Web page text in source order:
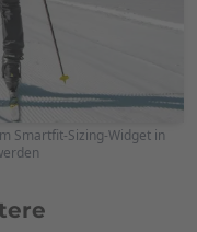
Smartfit-Sizing-Widget in